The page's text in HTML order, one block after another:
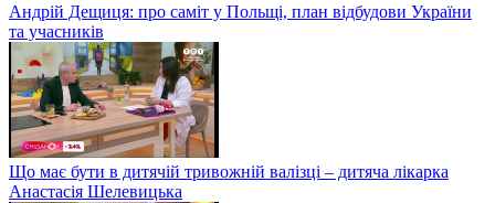
Андрій Дещиця: про саміт у Польщі, план відбудови України
та учасників
Що має бути в дитячій тривожній валізці – дитяча лікарка
Анастасія Шелевицька